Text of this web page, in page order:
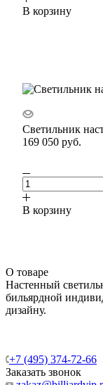
В корзину
Светильник
169 050 руб.
В корзину
О товаре
Настенный
бильярдной
дизайну.
+7 (495) 374-72-66
Заказать звонок